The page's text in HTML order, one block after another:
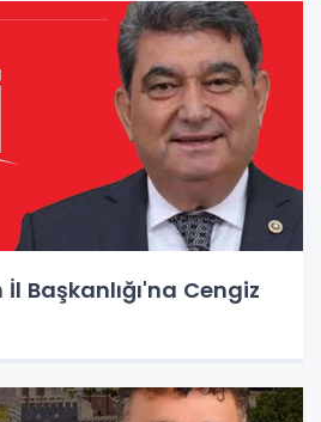
Başkanlığı'na Cengiz